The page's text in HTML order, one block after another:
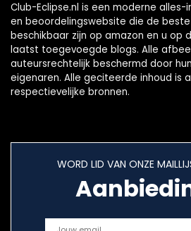
Club-Eclipse.nl is een moderne
en beoordelingswebsite die de
beschikbaar zijn op amazon en u op
laatst toegevoegde blogs. Alle
auteursrechtelijk beschermd door
eigenaren. Alle geciteerde inhoud is
respectievelijke bronnen.
WORD LID VAN ONZE